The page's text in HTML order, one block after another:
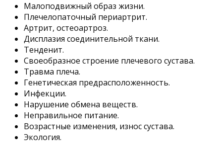
Малоподвижный образ жизни.
Плечелопаточный периартрит.
Артрит, остеоартроз.
Дисплазия соединительной ткани.
Тенденит.
Своеобразное строение плечевого сустава.
Травма плеча.
Генетическая предрасположенность.
Инфекции.
Нарушение обмена веществ.
Неправильное питание.
Возрастные изменения, износ сустава.
Экология.